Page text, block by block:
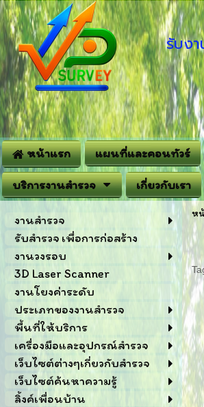
รับง
หน้าแรก แผนที่และคอนทัวร์
บริการงานสำรวจ เกี่ยวกับเรา
งานสำรวจ
รับสำรวจ เพื่อการก่อสร้าง
งานวงรอบ
3D Laser Scanner
งานโยงค่าระดับ
ประเภทของงานสำรวจ
พื้นที่ให้บริการ
เครื่องมือและอุปกรณ์สำรวจ
เว็บไซต์ต่างๆเกี่ยวกับสำรวจ
เว็บไซต์ค้นหาความรู้
ลิ้งค์เพื่อนบ้าน
ห